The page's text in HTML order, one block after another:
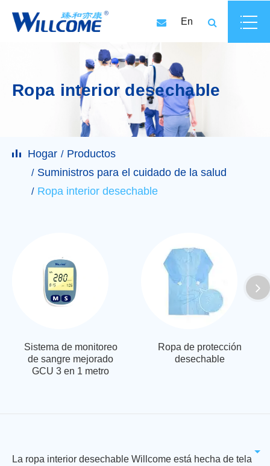
En
Ropa interior desechable
Hogar
Productos
Suministros para el cuidado de la salud
Ropa interior desechable
Sistema de monitoreo
de sangre mejorado
GCU 3 en 1 metro
Ropa de protección
desechable
La ropa interior desechable Willcome está hecha de tela